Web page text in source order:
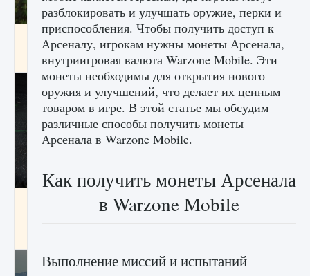
Как заработать медали лиги Clash of Clans
9 августа 2024 2 599 0 1
лицензии, лиги, команды и стадионы в EA
разблокировать и улучшать оружие, перки и
приспособления. Чтобы получить доступ к
Арсеналу, игрокам нужны монеты Арсенала,
внутриигровая валюта Warzone Mobile. Эти
монеты необходимы для открытия нового
оружия и улучшений, что делает их ценным
товаром в игре. В этой статье мы обсудим
различные способы получить монеты
Арсенала в Warzone Mobile.
Как получить монеты Арсенала
в Warzone Mobile
Выполнение миссий и испытаний